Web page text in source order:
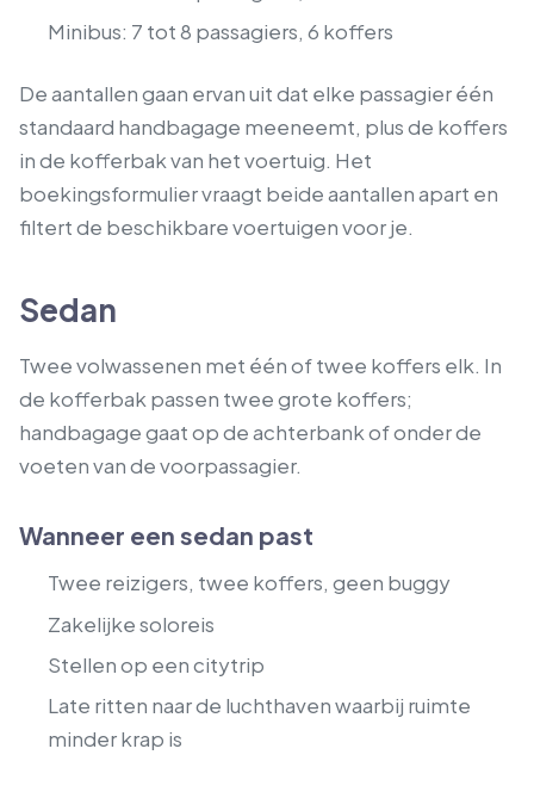
Minibus: 7 tot 8 passagiers, 6 koffers
De aantallen gaan ervan uit dat elke passagier één
standaard handbagage meeneemt, plus de koffers
in de kofferbak van het voertuig. Het
boekingsformulier vraagt beide aantallen apart en
filtert de beschikbare voertuigen voor je.
Sedan
Twee volwassenen met één of twee koffers elk. In
de kofferbak passen twee grote koffers;
handbagage gaat op de achterbank of onder de
voeten van de voorpassagier.
Wanneer een sedan past
Twee reizigers, twee koffers, geen buggy
Zakelijke soloreis
Stellen op een citytrip
Late ritten naar de luchthaven waarbij ruimte
minder krap is